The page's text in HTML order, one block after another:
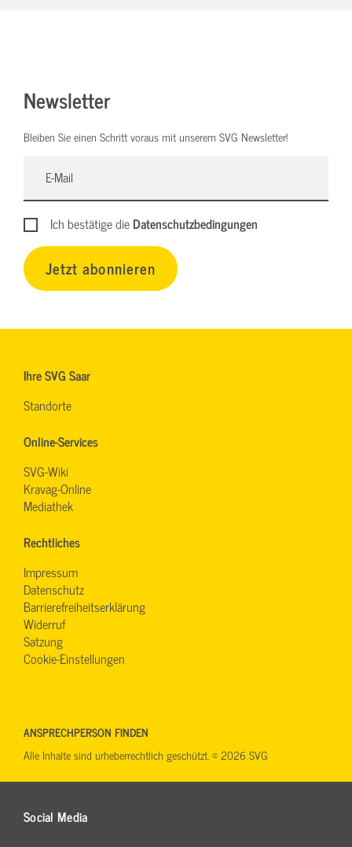
Newsletter
Bleiben Sie einen Schritt voraus mit unserem SVG Newsletter!
Ich bestätige dieDatenschutzbedingungen
Jetzt abonnieren
Ihre SVG Saar
Standorte
Online-Services
SVG-Wiki
Kravag-Online
Mediathek
Rechtliches
Impressum
Datenschutz
Barrierefreiheitserklärung
Widerruf
Satzung
Cookie-Einstellungen
Social Media
ANSPRECHPERSON FINDEN
Alle Inhalte sind urheberrechtlich geschützt. © 2026 SVG